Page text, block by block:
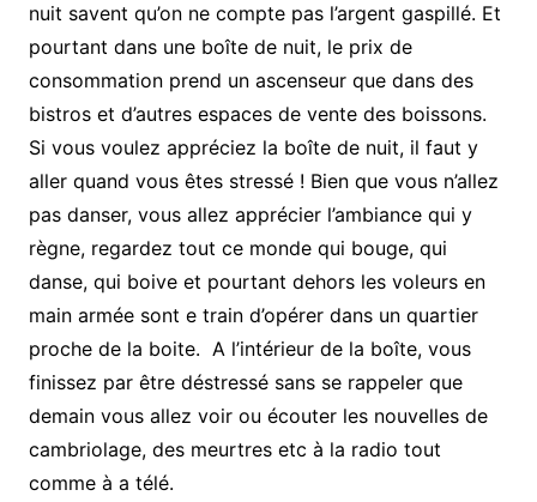
nuit savent qu’on ne compte pas l’argent gaspillé. Et
pourtant dans une boîte de nuit, le prix de
consommation prend un ascenseur que dans des
bistros et d’autres espaces de vente des boissons.
Si vous voulez appréciez la boîte de nuit, il faut y
aller quand vous êtes stressé ! Bien que vous n’allez
pas danser, vous allez apprécier l’ambiance qui y
règne, regardez tout ce monde qui bouge, qui
danse, qui boive et pourtant dehors les voleurs en
main armée sont e train d’opérer dans un quartier
proche de la boite. A l’intérieur de la boîte, vous
finissez par être déstressé sans se rappeler que
demain vous allez voir ou écouter les nouvelles de
cambriolage, des meurtres etc à la radio tout
comme à a télé.